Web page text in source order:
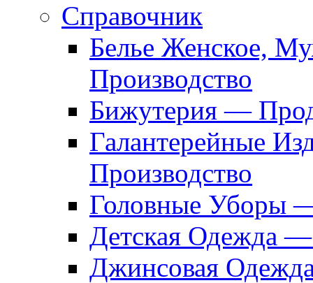
Справочник
Белье Женское,
Производство
Бижутерия —
Галантерейные
Производство
Головные Уборы
Детская Одежда
Джинсовая